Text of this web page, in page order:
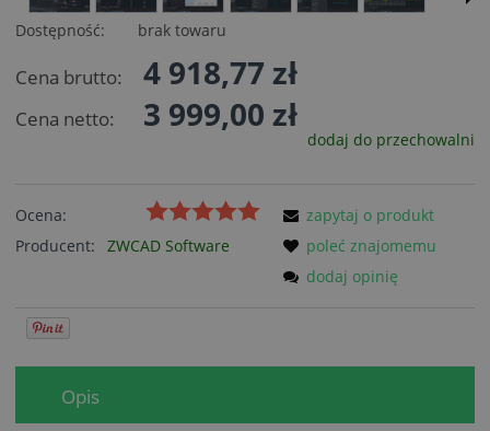
Dostępność: brak towaru
Cena brutto: 4 918,77 zł
Cena netto: 3 999,00 zł
dodaj do przechowalni
Ocena:
Producent:
ZWCAD Software
zapytaj o produkt
poleć znajomemu
dodaj opinię
Opis